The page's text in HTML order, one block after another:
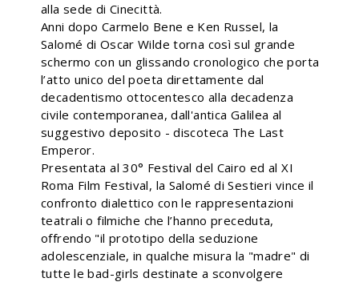
alla sede di Cinecittà.
Anni dopo Carmelo Bene e Ken Russel, la
Salomé di Oscar Wilde torna così sul grande
schermo con un glissando cronologico che porta
l’atto unico del poeta direttamente dal
decadentismo ottocentesco alla decadenza
civile contemporanea, dall'antica Galilea al
suggestivo deposito - discoteca The Last
Emperor.
Presentata al 30° Festival del Cairo ed al XI
Roma Film Festival, la Salomé di Sestieri vince il
confronto dialettico con le rappresentazioni
teatrali o filmiche che l’hanno preceduta,
offrendo "il prototipo della seduzione
adolescenziale, in qualche misura la "madre" di
tutte le bad-girls destinate a sconvolgere